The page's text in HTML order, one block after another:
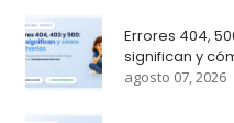
Errores 404,
significan y
agosto 07, 2026